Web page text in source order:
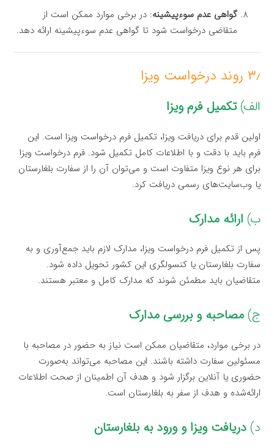
گواهی عدم سوءپیشینه: در برخی موارد ممکن است از
متقاضی درخواست شود تا گواهی عدم سوءپیشینه ارائه دهد.
۳٫ روند درخواست ویزا
الف)تکمیل فرم ویزا
اولین قدم برای دریافت ویزا، تکمیل فرم درخواست ویزا است. این
فرم باید با دقت و با اطلاعات کامل تکمیل شود. فرم درخواست ویزا
برای هر نوع ویزا متفاوت است و می‌توان آن را از سفارت بلغارستان
یا وب‌سایت‌های رسمی دریافت کرد.
ب) ارائه مدارک
پس از تکمیل فرم درخواست ویزا، مدارک لازم باید جمع‌آوری و به
سفارت بلغارستان یا کنسولگری این کشور تحویل داده شود.
متقاضیان باید مطمئن شوند که مدارک کامل و معتبر هستند.
ج)مصاحبه و بررسی مدارک
در برخی موارد، متقاضیان ممکن است نیاز به حضور در مصاحبه با
مسئولین سفارت داشته باشند. این مصاحبه می‌تواند به‌صورت
حضوری یا آنلاین برگزار شود و هدف آن اطمینان از صحت اطلاعات
ارائه‌شده و هدف از سفر به بلغارستان است.
د)دریافت ویزا و ورود به بلغارستان